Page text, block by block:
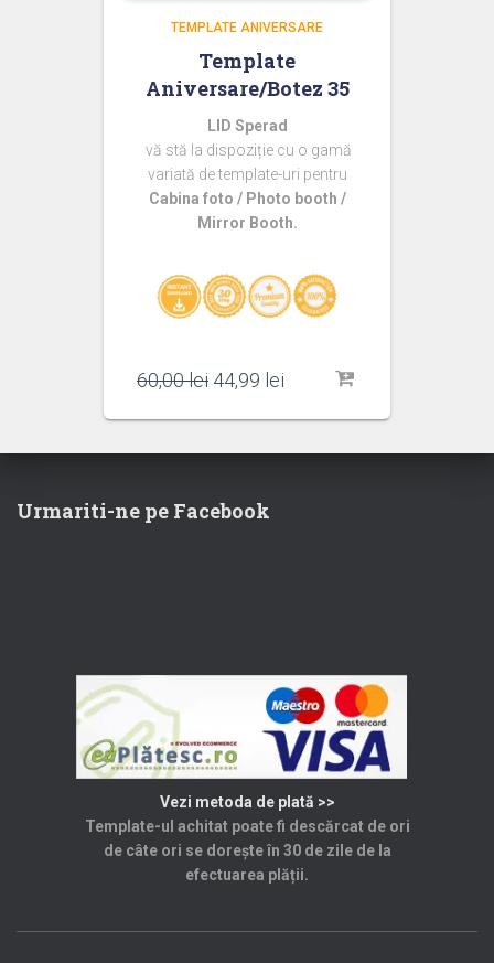
TEMPLATE ANIVERSARE
Template
Aniversare/Botez 35
LID Sperad
vă stă la dispoziție cu o gamă
variată de template-uri pentru
Cabina foto / Photo booth /
Mirror Booth.
60,00lei Prețul
a
fost:
44,99 lei
este:
44,99 lei.
Urmariti-ne pe Facebook
Vezi metoda de plată >>
Template-ul achitat poate fi descărcat de ori
de câte ori se dorește în 30 de zile de la
efectuarea plății.